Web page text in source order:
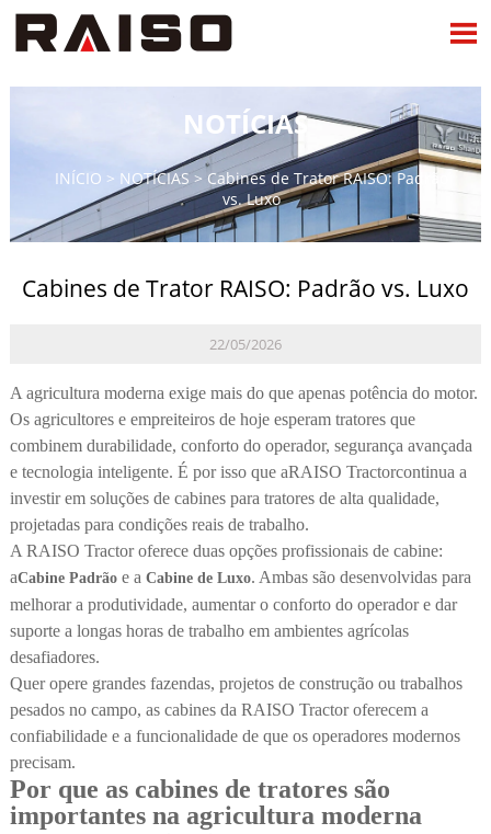

NOTÍCIAS
INÍCIO > NOTÍCIAS > Cabines de Trator RAISO: Padrão
vs. Luxo
Cabines de Trator RAISO: Padrão vs. Luxo
22/05/2026
A agricultura moderna exige mais do que apenas potência do motor.
Os agricultores e empreiteiros de hoje esperam tratores que
combinem durabilidade, conforto do operador, segurança avançada
e tecnologia inteligente. É por isso que aRAISO Tractorcontinua a
investir em soluções de cabines para tratores de alta qualidade,
projetadas para condições reais de trabalho.
A RAISO Tractor oferece duas opções profissionais de cabine:
aCabine Padrãoe a Cabine de Luxo. Ambas são desenvolvidas para
melhorar a produtividade, aumentar o conforto do operador e dar
suporte a longas horas de trabalho em ambientes agrícolas
desafiadores.
Quer opere grandes fazendas, projetos de construção ou trabalhos
pesados no campo, as cabines da RAISO Tractor oferecem a
confiabilidade e a funcionalidade de que os operadores modernos
precisam.
Por que as cabines de tratores são
importantes na agricultura moderna